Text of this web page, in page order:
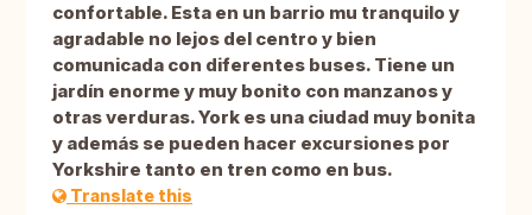
confortable. Esta en un barrio mu tranquilo y
agradable no lejos del centro y bien
comunicada con diferentes buses. Tiene un
jardín enorme y muy bonito con manzanos y
otras verduras. York es una ciudad muy bonita
y además se pueden hacer excursiones por
Yorkshire tanto en tren como en bus.
Translate this